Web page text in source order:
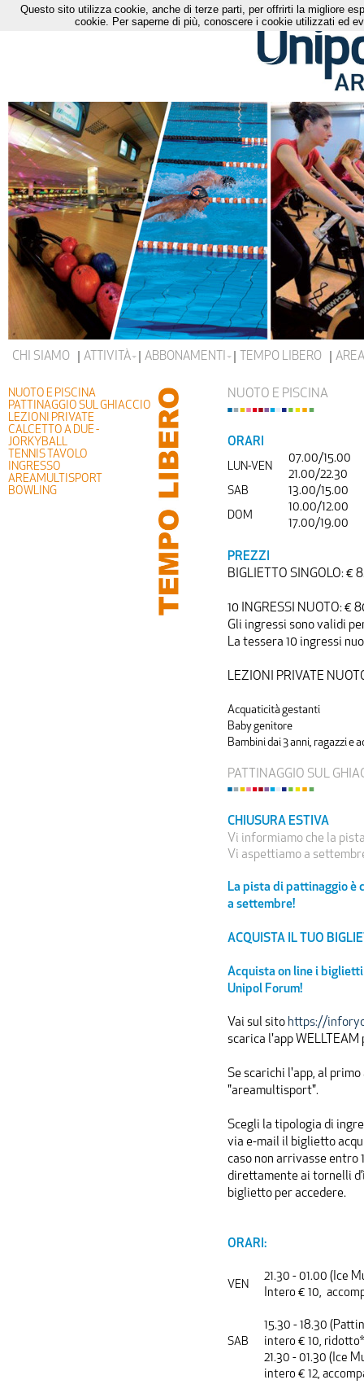
CHI SIAMO ATTIVITÀ ABBONAMENTI TEMPO LIBERO
NUOTO E PISCINA
PATTINAGGIO SUL GHIACCIO
LEZIONI PRIVATE
CALCETTO A DUE -
JORKYBALL
TENNIS TAVOLO
INGRESSO
AREAMULTISPORT
BOWLING
NUOTO E PISCINA
ORARI
LUN-VEN
07.00/15.00
21.00/22.30
SAB
13.00/15.00
DOM
10.00/12.00
17.00/19.00
PREZZI
BIGLIETTO SINGOLO: €
10 INGRESSI NUOTO: €
Gli ingressi sono validi
La tessera 10 ingressi
LEZIONI PRIVATE
Acquaticità gestanti
Baby genitore
Bambini dai 3 anni, ragazzi e
PATTINAGGIO SUL
CHIUSURA ESTIVA
Vi informiamo che la
Vi aspettiamo a
La pista di pattinaggio è
a settembre!
ACQUISTA IL TUO
Acquista on line i
Unipol Forum!
Vai sul sito https://
scarica l'app
Se scarichi l'app, al
"areamultisport".
Scegli la tipologia di
via e-mail il biglietto
caso non arrivasse entro
direttamente ai tornelli
biglietto per accedere.
ORARI:
VEN
21.30 - 01.00 (Ice
Intero € 10,
SAB
15.30 - 18.30
intero € 10,
21.30 - 01.30 (Ice
intero € 12,
Questo sito utilizza cookie, anche di terze parti, per offrirti la migliore
cookie. Per saperne di più, conoscere i cookie utilizzati ed